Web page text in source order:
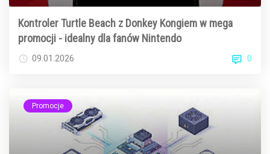
Kontroler Turtle Beach z Donkey Kongiem w mega
promocji - idealny dla fanów Nintendo
09.01.2026 0
Promocje